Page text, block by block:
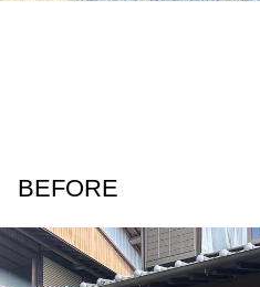
BEFORE